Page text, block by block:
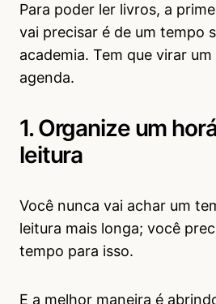
Para poder ler livros, a
vai precisar é de um tempo
academia. Tem que virar
agenda.
1. Organize um
leitura
Você nunca vai achar um
leitura mais longa; você
tempo para isso.
E a melhor maneira é